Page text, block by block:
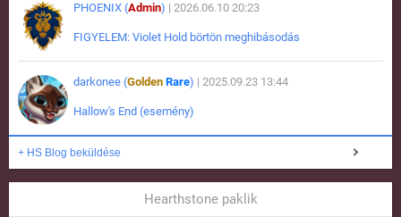
PHOENIX (Admin) | 2026.06.10 20:23
FIGYELEM: Violet Hold börtön meghibásodás
darkonee (Golden Rare) | 2025.09.23 13:44
Hallow's End (esemény)
+ HS Blog beküldése
Hearthstone paklik